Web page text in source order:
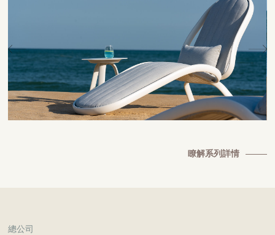
瞭解系列詳情
總公司